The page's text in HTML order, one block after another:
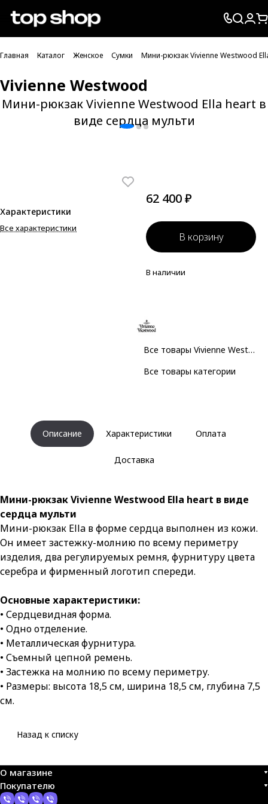
Проверка хлебных крошек
Главная Каталог Женское Сумки Мини-рюкзак Vivienne Westwood
Vivienne Westwood
Мини-рюкзак Vivienne Westwood Ella heart в
виде сердца мульти
Характеристики
Все характеристики
62 400 ₽
В корзину
В наличии
Все товары Vivienne Westwood
Все товары категории
Описание Характеристики Оплата
Доставка
Мини-рюкзак Vivienne Westwood Ella heart в виде
сердца мульти
Мини-рюкзак Ella в форме сердца выполнен из кожи.
Он имеет застежку-молнию по всему периметру
изделия, два регулируемых ремня, фурнитуру цвета
серебра и фирменный логотип спереди.
Основные характеристики:
• Сердцевидная форма.
• Одно отделение.
• Металлическая фурнитура.
• Съемный цепной ремень.
• Застежка на молнию по всему периметру.
• Размеры: высота 18,5 см, ширина 18,5 см, глубина 7,5
см.
Назад к списку
О магазине
Покупателю